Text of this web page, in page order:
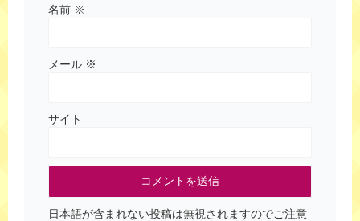
名前 ※
メール ※
サイト
日本語が含まれない投稿は無視されますのでご注意